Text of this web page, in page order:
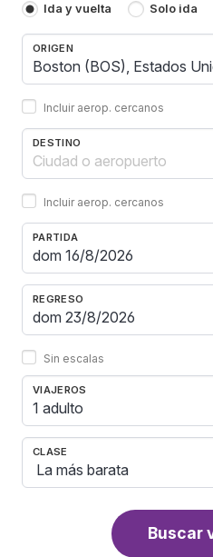
Ida y vuelta Solo ida
ORIGEN
Incluir aerop. cercanos
DESTINO
Incluir aerop. cercanos
PARTIDA
REGRESO
Sin escalas
VIAJEROS
1 adulto
CLASE
Buscar